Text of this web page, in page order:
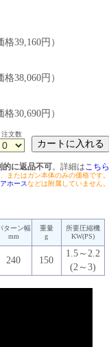
39,160円）
38,060円）
30,690円）
注文数
的に返品不可。詳細はこちら
またはガン本体のみの価格です。
ホースなどは附属していません。
ターン幅
mm
重量
g
所要圧縮機
KW(PS)
240 150
1.5～2.2
(2～3)